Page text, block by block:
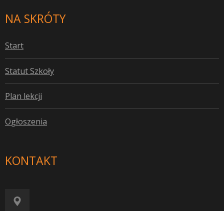
NA SKRÓTY
Start
Statut Szkoły
Plan lekcji
Ogłoszenia
KONTAKT